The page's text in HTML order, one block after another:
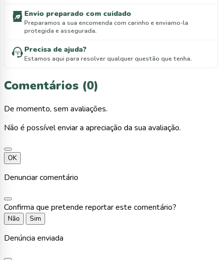
Envio preparado com cuidado
Preparamos a sua encomenda com carinho e enviamo-la
protegida e assegurada.
Precisa de ajuda?
Estamos aqui para resolver qualquer questão que tenha.
Comentários (0)
De momento, sem avaliações.
Não é possível enviar a apreciação da sua avaliação.
OK
Denunciar comentário
Confirma que pretende reportar este comentário?
Não Sim
Denúncia enviada